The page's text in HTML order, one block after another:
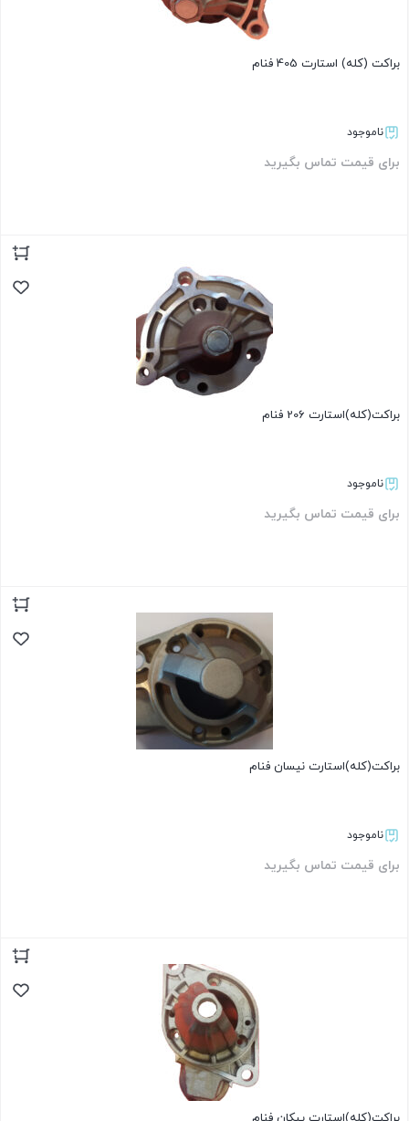
براکت (کله) استارت 405 فنام
ناموجود
برای قیمت تماس بگیرید
براکت(کله)استارت 206 فنام
ناموجود
برای قیمت تماس بگیرید
براکت(کله)استارت نیسان فنام
ناموجود
برای قیمت تماس بگیرید